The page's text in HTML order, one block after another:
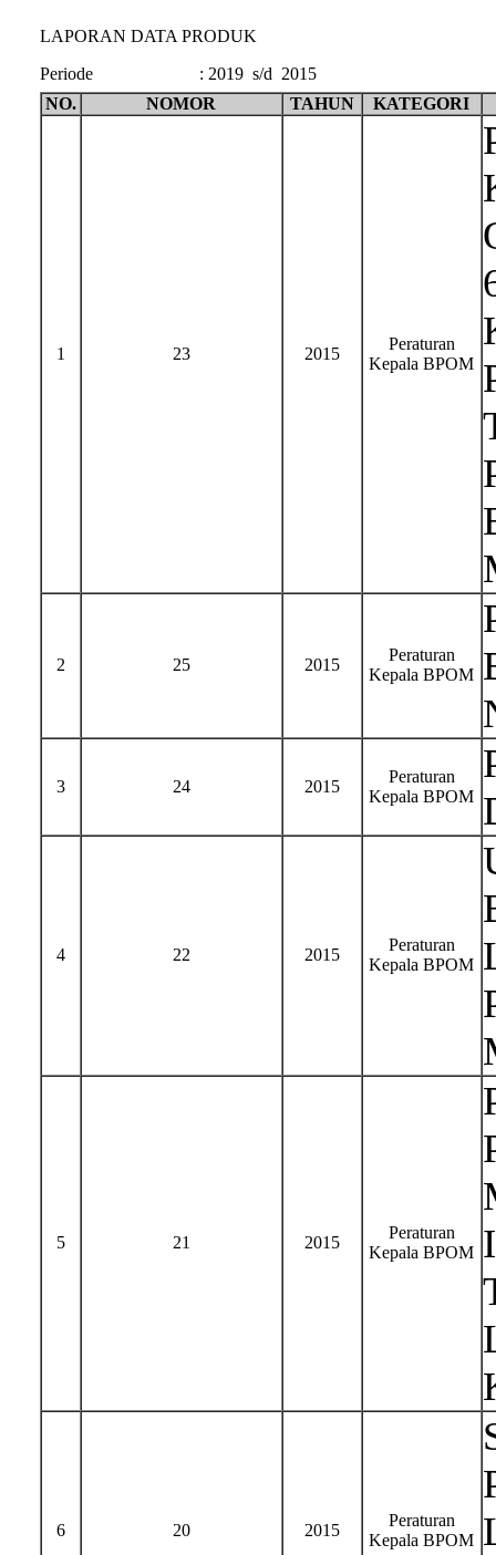
LAPORAN DATA PRODUK
Periode
: 2019 s/d 2015
NO.
NOMOR TAHUN KATEGORI
1 23 2015
Peraturan
Kepala BPOM
2 25 2015
Peraturan
Kepala BPOM
3 24 2015
Peraturan
Kepala BPOM
4 22 2015
Peraturan
Kepala BPOM
5 21 2015
Peraturan
Kepala BPOM
6 20 2015
Peraturan
Kepala BPOM